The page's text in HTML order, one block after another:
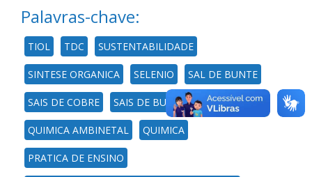
Palavras-chave:
TIOL TDC SUSTENTABILIDADE
SINTESE ORGANICA SELENIO SAL DE BUNTE
SAIS DE COBRE SAIS DE BUNTE
QUIMICA AMBINETAL QUIMICA
PRATICA DE ENSINO